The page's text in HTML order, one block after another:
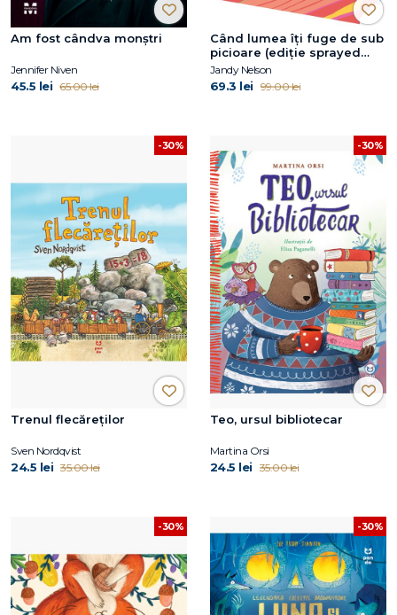
Am fost cândva monștri
Jennifer Niven
45.5 lei 65.00 lei
Când lumea îți fuge de sub
picioare (ediție sprayed
edges)
Jandy Nelson
69.3 lei 99.00 lei
-30%
Trenul flecăreților
Sven Nordqvist
24.5 lei 35.00 lei
-30%
Teo, ursul bibliotecar
Martina Orsi
24.5 lei 35.00 lei
-30% -30%